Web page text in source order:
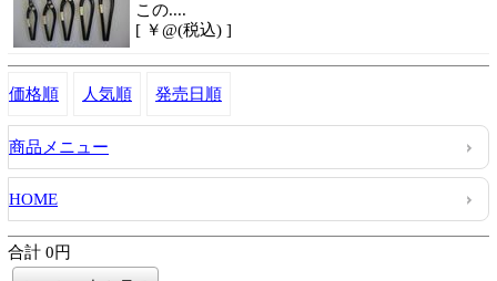
この....
[ ￥@(税込) ]
価格順 人気順 発売日順
商品メニュー
HOME
合計 0円